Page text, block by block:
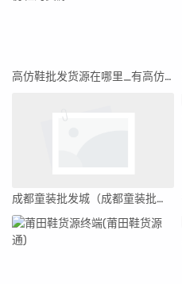
高仿鞋批发货源在哪里_有高仿鞋的货源
成都童装批发城（成都童装批发一手货源在哪里找）